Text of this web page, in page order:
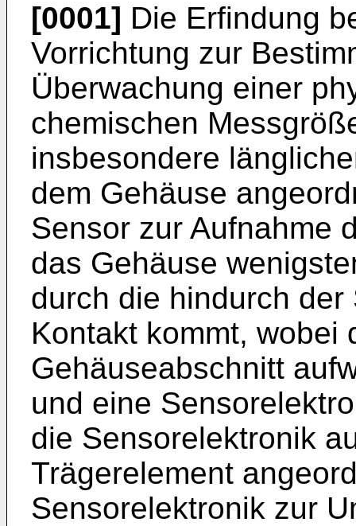
[0001] Die Erfindung
Vorrichtung zur
Überwachung einer
chemischen
insbesondere
dem Gehäuse
Sensor zur Aufnahme
das Gehäuse
durch die hindurch
Kontakt kommt, wobei
Gehäuseabschnitt
und eine
die Sensorelektronik
Trägerelement
Sensorelektronik zur